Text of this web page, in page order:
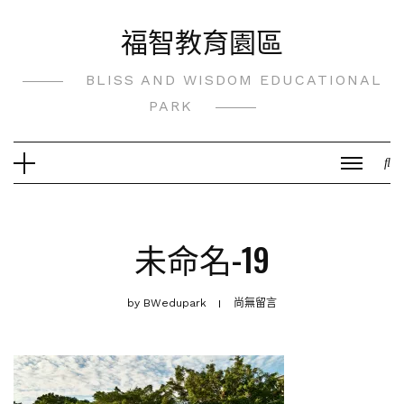
福智教育園區
BLISS AND WISDOM EDUCATIONAL
PARK
未命名-19
by BWedupark 尚無留言